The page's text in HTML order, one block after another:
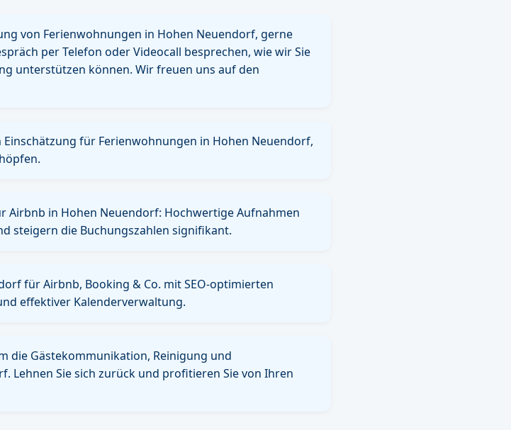
von Ferienwohnungen in Hohen Neuendorf, gerne
per Telefon oder Videocall besprechen, wie wir Sie
unterstützen können. Wir freuen uns auf den
für Ferienwohnungen in Hohen Neuendorf,
in Hohen Neuendorf: Hochwertige Aufnahmen
steigern die Buchungszahlen signifikant.
für Airbnb, Booking & Co. mit SEO-optimierten
effektiver Kalenderverwaltung.
die Gästekommunikation, Reinigung und
Lehnen Sie sich zurück und profitieren Sie von Ihren